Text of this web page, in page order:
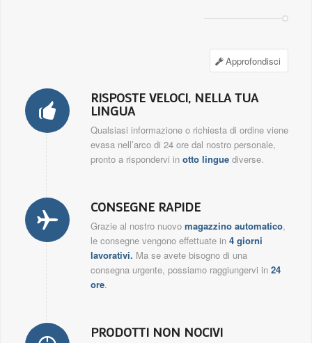
Approfondisci
RISPOSTE VELOCI, NELLA TUA
LINGUA
Qualsiasi informazione o richiesta di ordine viene
evasa nell’arco di 24 ore dal nostro personale,
pronto a rispondervi in otto linguediverse.
CONSEGNE RAPIDE
Grazie al nostro nuovomagazzino automatico,
le consegne vengono effettuate in 4 giorni
lavorativi. Ma se avete bisogno di una
consegna urgente, possiamo raggiungervi in24
ore.
PRODOTTI NON NOCIVI